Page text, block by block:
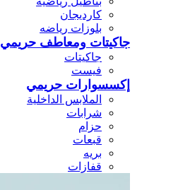
كارديجان
بلوزات رياضه
جاكيتات ومعاطف حريمي
جاكيتات
فيست
إكسسوارات حريمي
الملابس الداخلية
شرابات
حزام
قبعات
بريه
قفازات